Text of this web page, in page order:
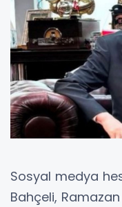
Sosyal medya
Bahçeli,